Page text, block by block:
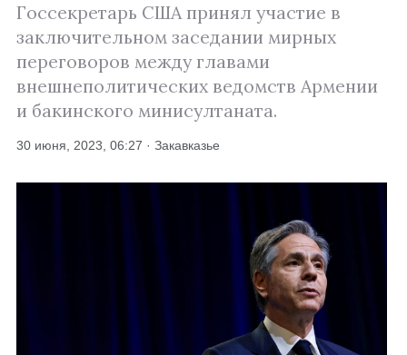
Госсекретарь США принял участие в
заключительном заседании мирных
переговоров между главами
внешнеполитических ведомств Армении
и бакинского минисултаната.
30 июня, 2023, 06:27 · Закавказье